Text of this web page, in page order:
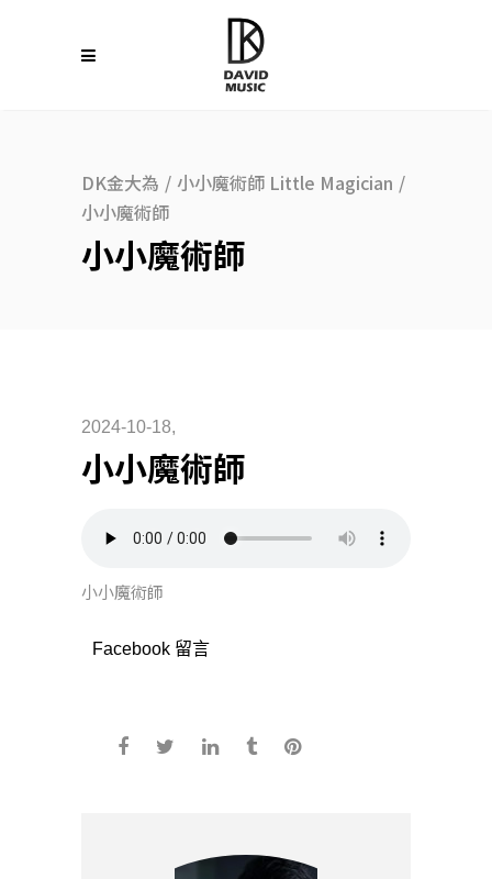
DK金大為 / 小小魔術師 Little Magician /
小小魔術師
小小魔術師
2024-10-18
小小魔術師
小小魔術師
Facebook 留言